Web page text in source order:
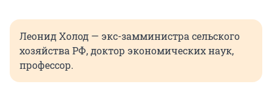
Леонид Холод — экс-замминистра сельского
хозяйства РФ, доктор экономических наук,
профессор.